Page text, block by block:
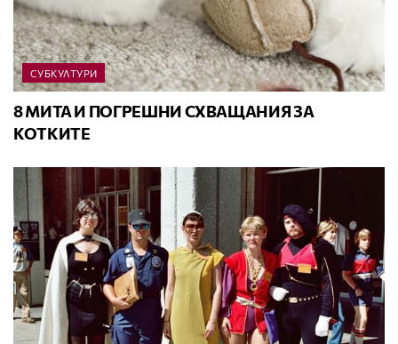
СУБКУЛТУРИ
8 МИТА И ПОГРЕШНИ СХВАЩАНИЯ ЗА
КОТКИТЕ